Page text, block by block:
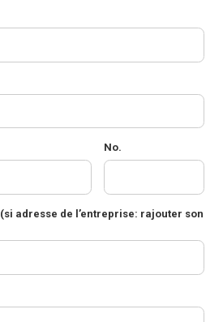
No.
(si adresse de l’entreprise: rajouter son